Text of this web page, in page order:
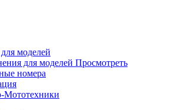
моделей
для моделей Просмотреть
номера
Мототехники